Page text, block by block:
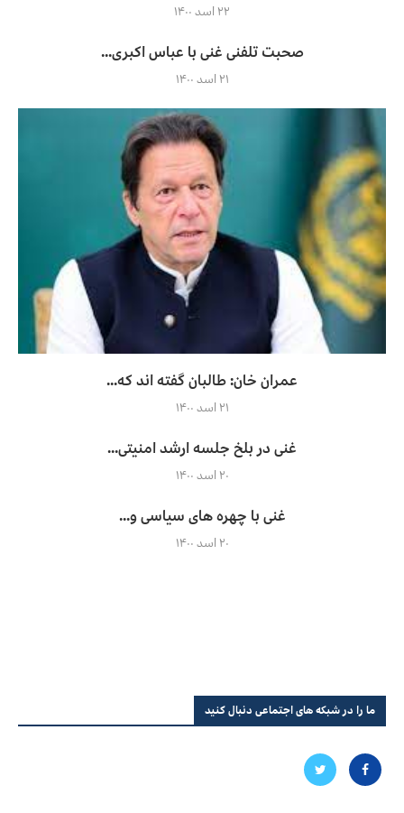
۲۲ اسد ۱۴۰۰
صحبت تلفنی غنی با عباس اکبری...
۲۱ اسد ۱۴۰۰
عمران خان: طالبان گفته اند که...
۲۱ اسد ۱۴۰۰
غنی در بلخ جلسه ارشد امنیتی...
۲۰ اسد ۱۴۰۰
غنی با چهره های سیاسی و...
۲۰ اسد ۱۴۰۰
ما را در شبکه های اجتماعی دنبال کنید